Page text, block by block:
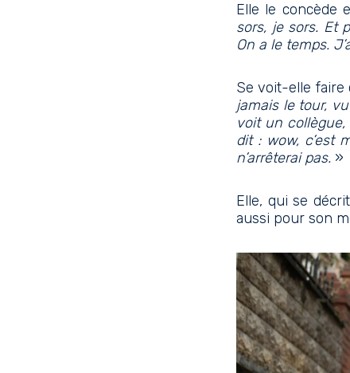
Elle le concède
sors, je sors. Et
On a le temps.
Se voit-elle faire
jamais le tour,
voit un collègue,
dit : wow, c’est
n’arrêterai pas. »
Elle, qui se
aussi pour son